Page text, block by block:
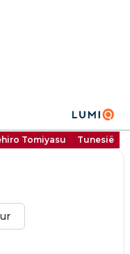
Tomiyasu Tunesië